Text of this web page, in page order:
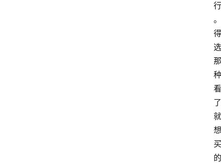
行
。
得
选
那
种
看
了
就
想
买
的